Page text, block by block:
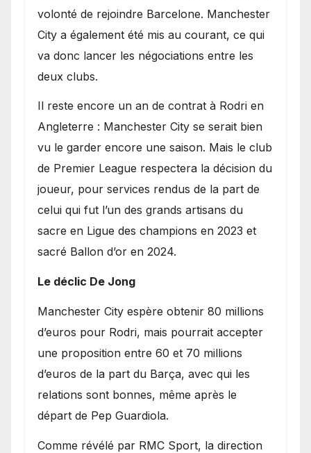
volonté de rejoindre Barcelone. Manchester
City a également été mis au courant, ce qui
va donc lancer les négociations entre les
deux clubs.
​Il reste encore un an de contrat à Rodri en
Angleterre : Manchester City se serait bien
vu le garder encore une saison. Mais le club
de Premier League respectera la décision du
joueur, pour services rendus de la part de
celui qui fut l’un des grands artisans du
sacre en Ligue des champions en 2023 et
sacré Ballon d’or en 2024.
Le déclic De Jong
​Manchester City espère obtenir 80 millions
d’euros pour Rodri, mais pourrait accepter
une proposition entre 60 et 70 millions
d’euros de la part du Barça, avec qui les
relations sont bonnes, même après le
départ de Pep Guardiola.
​Comme révélé par RMC Sport, la direction